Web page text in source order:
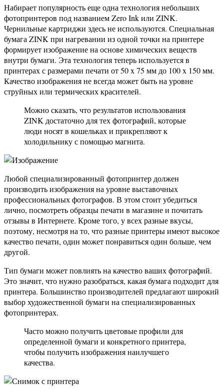
Набирает популярность еще одна технология небольших
фотопринтеров под названием Zero Ink или ZINK.
Чернильные картриджи здесь не используются. Специальная
бумага ZINK при нагревании из одной точки на принтере
формирует изображение на основе химических веществ
внутри бумаги. Эта технология теперь используется в
принтерах с размерами печати от 50 x 75 мм до 100 x 150 мм.
Качество изображения не всегда может быть на уровне
струйных или термических красителей.
Можно сказать, что результатов использования
ZINK достаточно для тех фотографий, которые
люди носят в кошельках и прикрепляют к
холодильнику с помощью магнита.
Любой специализированный фотопринтер должен
производить изображения на уровне выставочных
профессиональных фотографов. В этом стоит убедиться
лично, посмотреть образцы печати в магазине и почитать
отзывы в Интернете. Кроме того, у всех разные вкусы,
поэтому, несмотря на то, что разные принтеры имеют высокое
качество печати, один может понравиться один больше, чем
другой.
Тип бумаги может повлиять на качество ваших фотографий.
Это значит, что нужно разобраться, какая бумага подходит для
принтера. Большинство производителей предлагают широкий
выбор художественной бумаги на специализированных
фотопринтерах.
Часто можно получить цветовые профили для
определенной бумаги и конкретного принтера,
чтобы получить изображения наилучшего
качества.